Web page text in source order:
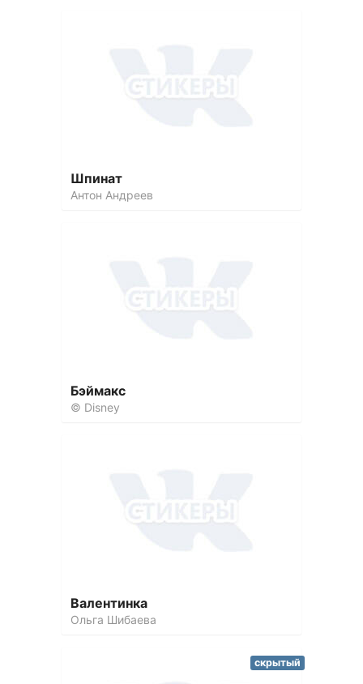
Шпинат
Антон Андреев
Бэймакс
© Disney
Валентинка
Ольга Шибаева
скрытый